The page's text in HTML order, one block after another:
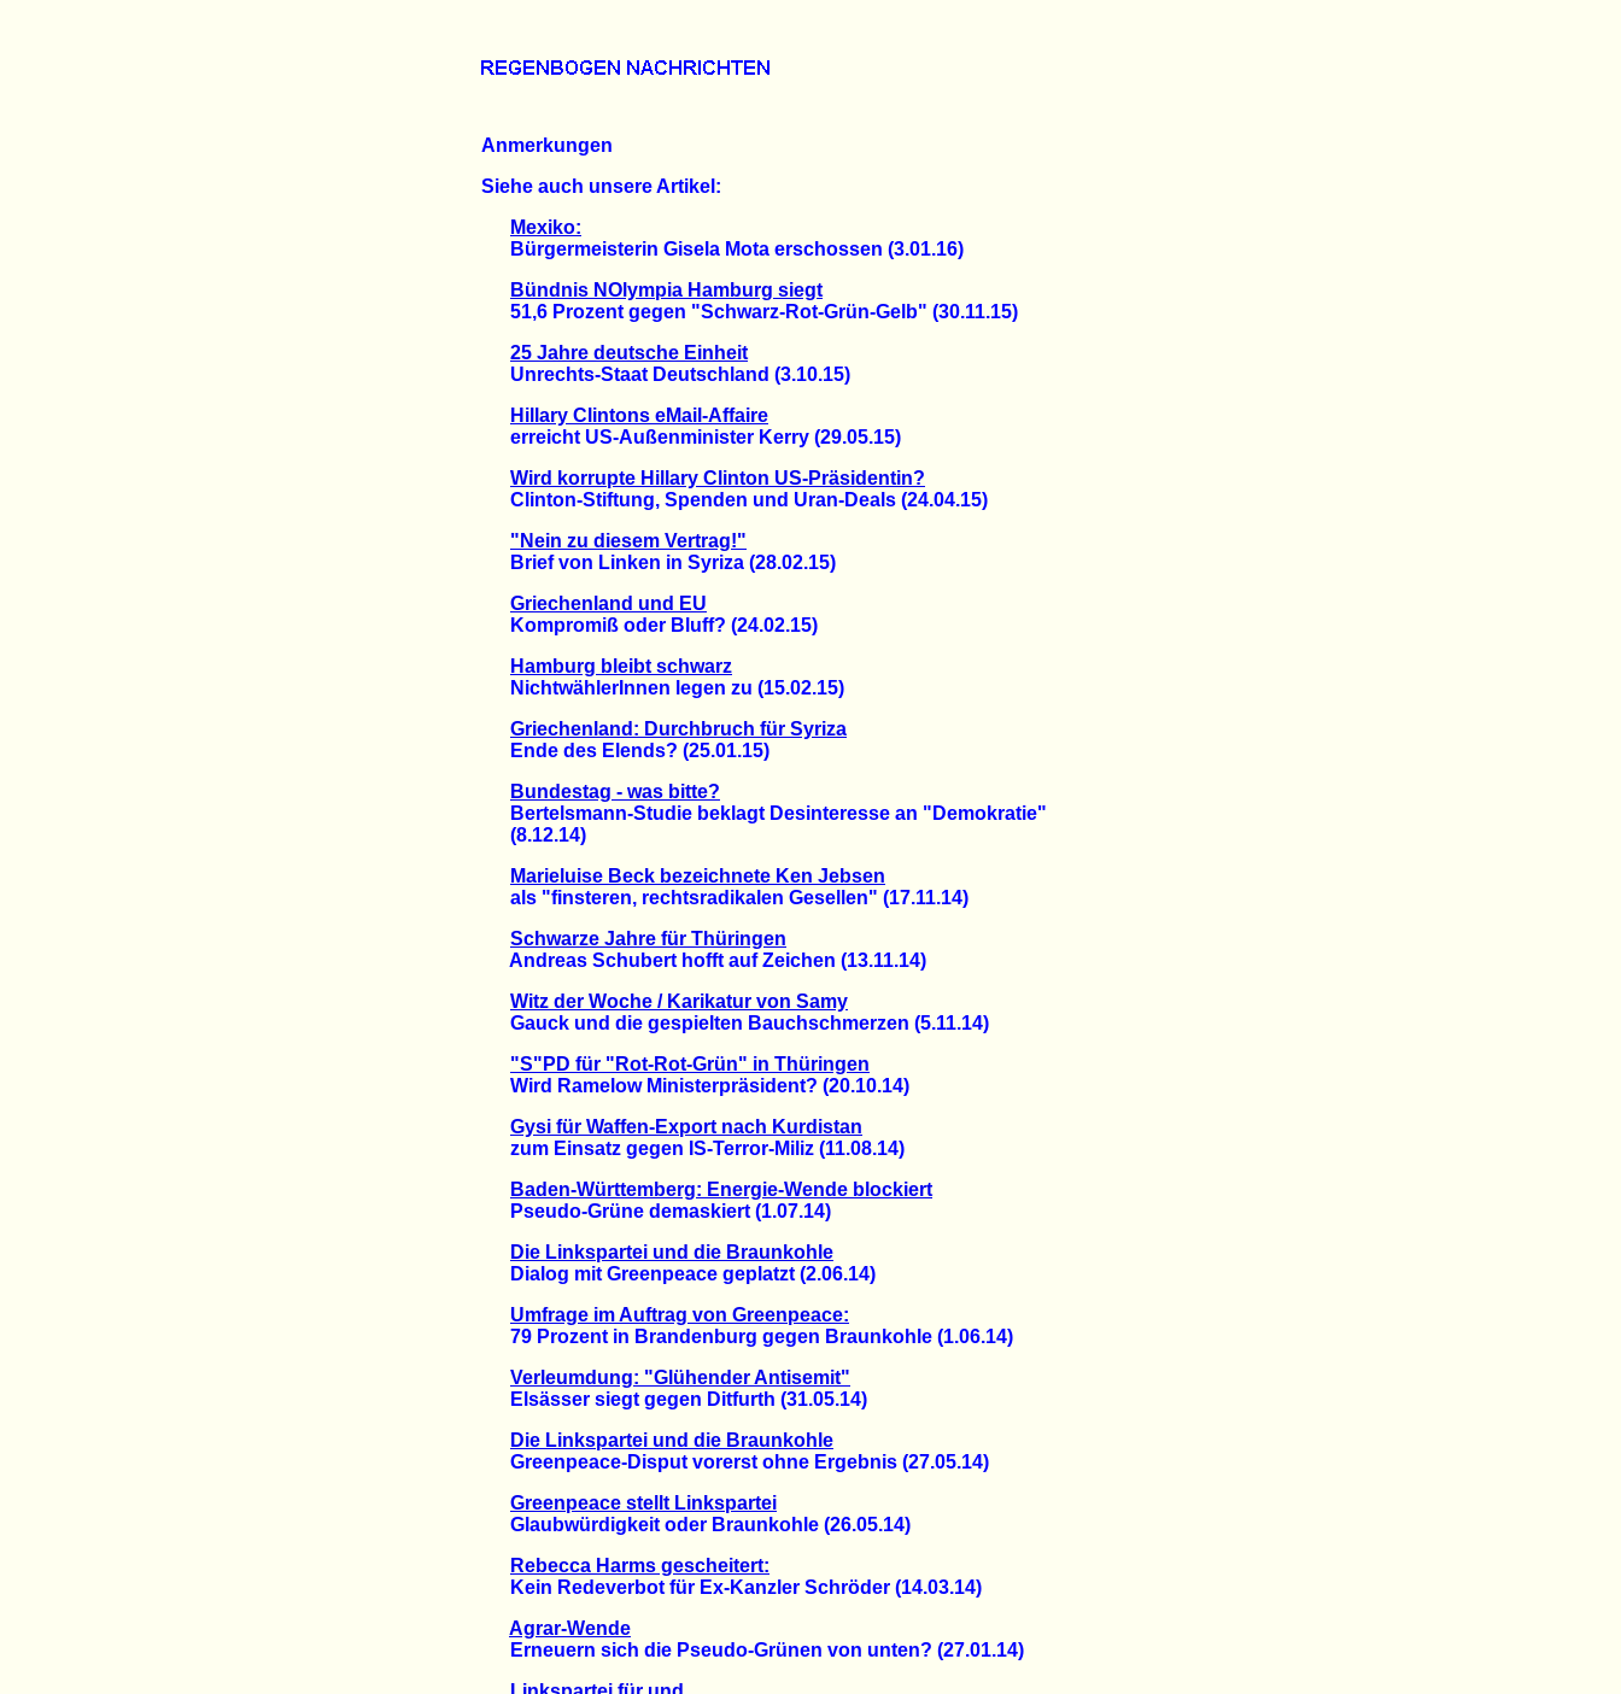
Anmerkungen
Siehe auch unsere Artikel:
Mexiko:
Bürgermeisterin Gisela Mota erschossen (3.01.16)
Bündnis NOlympia Hamburg siegt
51,6 Prozent gegen "Schwarz-Rot-Grün-Gelb" (30.11.15)
25 Jahre deutsche Einheit
Unrechts-Staat Deutschland (3.10.15)
Hillary Clintons eMail-Affaire
erreicht US-Außenminister Kerry (29.05.15)
Wird korrupte Hillary Clinton US-Präsidentin?
Clinton-Stiftung, Spenden und Uran-Deals (24.04.15)
"Nein zu diesem Vertrag!"
Brief von Linken in Syriza (28.02.15)
Griechenland und EU
Kompromiß oder Bluff? (24.02.15)
Hamburg bleibt schwarz
NichtwählerInnen legen zu (15.02.15)
Griechenland: Durchbruch für Syriza
Ende des Elends? (25.01.15)
Bundestag - was bitte?
Bertelsmann-Studie beklagt Desinteresse an "Demokratie"
(8.12.14)
Marieluise Beck bezeichnete Ken Jebsen
als "finsteren, rechtsradikalen Gesellen" (17.11.14)
Schwarze Jahre für Thüringen
Andreas Schubert hofft auf Zeichen (13.11.14)
Witz der Woche / Karikatur von Samy
Gauck und die gespielten Bauchschmerzen (5.11.14)
"S"PD für "Rot-Rot-Grün" in Thüringen
Wird Ramelow Ministerpräsident? (20.10.14)
Gysi für Waffen-Export nach Kurdistan
zum Einsatz gegen IS-Terror-Miliz (11.08.14)
Baden-Württemberg: Energie-Wende blockiert
Pseudo-Grüne demaskiert (1.07.14)
Die Linkspartei und die Braunkohle
Dialog mit Greenpeace geplatzt (2.06.14)
Umfrage im Auftrag von Greenpeace:
79 Prozent in Brandenburg gegen Braunkohle (1.06.14)
Verleumdung: "Glühender Antisemit"
Elsässer siegt gegen Ditfurth (31.05.14)
Die Linkspartei und die Braunkohle
Greenpeace-Disput vorerst ohne Ergebnis (27.05.14)
Greenpeace stellt Linkspartei
Glaubwürdigkeit oder Braunkohle (26.05.14)
Rebecca Harms gescheitert:
Kein Redeverbot für Ex-Kanzler Schröder (14.03.14)
Agrar-Wende
Erneuern sich die Pseudo-Grünen von unten? (27.01.14)